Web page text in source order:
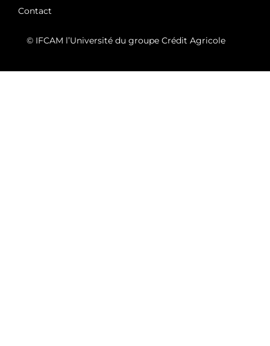
Contact
© IFCAM l’Université du groupe Crédit Agricole